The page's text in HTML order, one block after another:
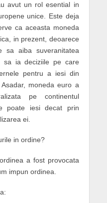
avut un rol esential in
unice. Este deja
ca aceasta moneda
in prezent, deoarece
sa aiba suveranitatea
sa ia deciziile pe care
pentru a iesi din
moneda euro a
pe continentul
poate iesi decat prin
ei.
in ordine?
a fost provocata
impun ordinea.